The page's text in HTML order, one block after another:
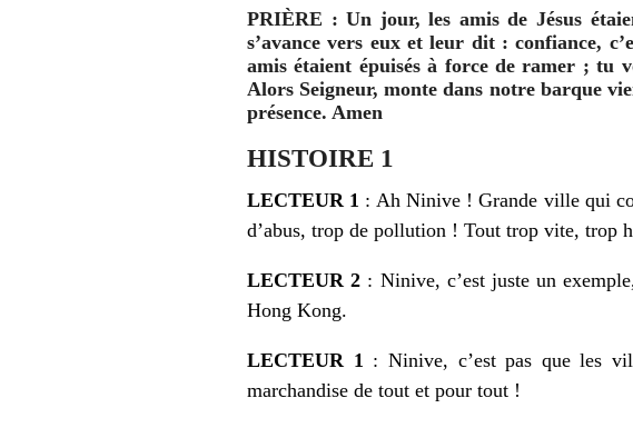
PRIÈRE : Un jour, les amis de Jésus
s’avance vers eux et leur dit : confiance,
amis étaient épuisés à force de ramer ; tu
Alors Seigneur, monte dans notre barque
présence. Amen
HISTOIRE 1
LECTEUR 1 : Ah Ninive ! Grande ville qui
d’abus, trop de pollution ! Tout trop vite, trop
LECTEUR 2 : Ninive, c’est juste un
Hong Kong.
LECTEUR 1 : Ninive, c’est pas que les
marchandise de tout et pour tout !